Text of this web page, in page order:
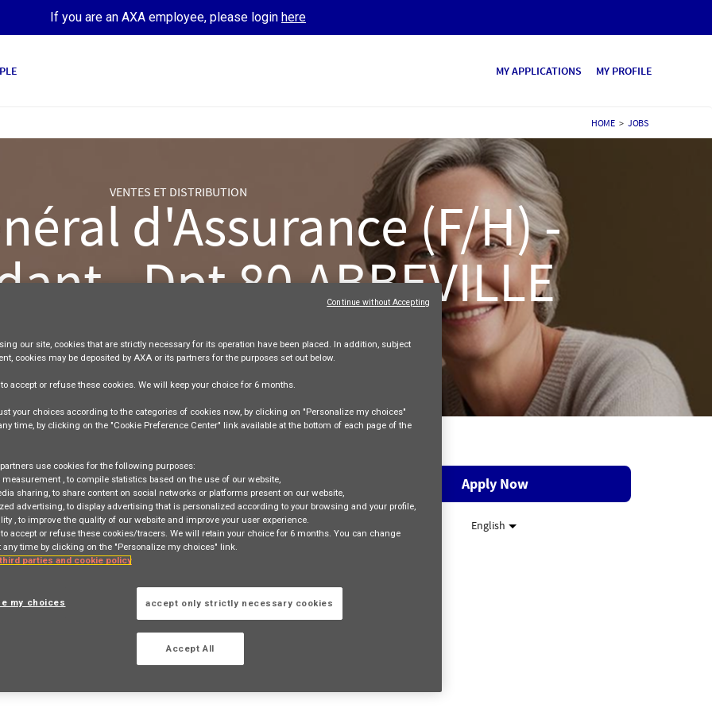
If you are an AXA employee, please login here
MY APPLICATIONS MY PROFILE
HOME > JOBS
VENTES ET DISTRIBUTION
d'Assurance (F/H) -
- Dpt 80 ABBEVILLE
Apply Now
(F/H) - Indépendant - Dpt 80
Register
Apply Now
English
our site, cookies that are strictly necessary for its operation have been placed. In addition, subject
cookies may be deposited by AXA or its partners for the purposes set out below.
to accept or refusethese cookies. We will keep your choice for 6 months
your choices according to the categories of cookies now, by clicking on "Personalize my choices"
time, by clicking on the "Cookie Preference Center" link available at the bottom of each page of the
use cookies for the following purposes:
measurement , to compile statistics based on the use of our website,
sharing , to share content on social networks or platforms present on our website,
advertising , to display advertising that is personalized according to your browsing and your profile,
, to improve the quality of our website and improve your user experience.
accept or refuse these cookies/tracers. We will retain your choice for 6 months. You can change
time by clicking on the "Personalize my choices" link.
parties and cookie policy
my choices accept only strictly necessary cookies
Accept All
Continue without Accepting